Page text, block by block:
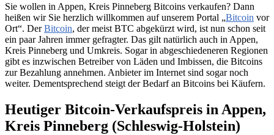
Sie wollen in Appen, Kreis Pinneberg Bitcoins verkaufen? Dann
heißen wir Sie herzlich willkommen auf unserem Portal „Bitcoin vor
Ort“. DerBitcoin, der meist BTC abgekürzt wird, ist nun schon seit
ein paar Jahren immer gefragter. Das gilt natürlich auch in Appen,
Kreis Pinneberg und Umkreis. Sogar in abgeschiedeneren Regionen
gibt es inzwischen Betreiber von Läden und Imbissen, die Bitcoins
zur Bezahlung annehmen. Anbieter im Internet sind sogar noch
weiter. Dementsprechend steigt der Bedarf an Bitcoins bei Käufern.
Heutiger Bitcoin-Verkaufspreis in Appen,
Kreis Pinneberg (Schleswig-Holstein)